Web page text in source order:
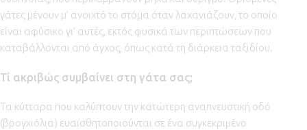
γάτες μένουν μ’ ανοιχτό το στόμα όταν λαχανιάζουν, το οποίο
είναι αφύσικο γι’ αυτές, εκτός φυσικά των περιπτώσεων που
καταβάλλονται από άγχος, όπως κατά τη διάρκεια ταξιδίου.
Τί ακριβώς συμβαίνει στη γάτα σας;
Τα κύτταρα που καλύπτουν την κατώτερη αναπνευστική οδό
(βρογχιόλια) ευαισθητοποιούνται σε ένα συγκεκριμένο